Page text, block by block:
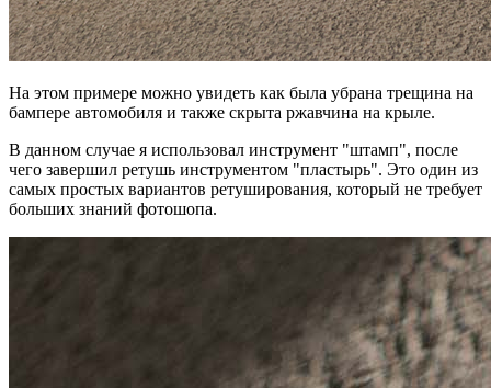
На этом примере можно увидеть как была убрана трещина на
бампере автомобиля и также скрыта ржавчина на крыле.
В данном случае я использовал инструмент "штамп", после
чего завершил ретушь инструментом "пластырь". Это один из
самых простых вариантов ретуширования, который не требует
больших знаний фотошопа.